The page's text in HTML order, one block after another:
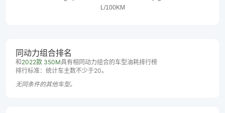
同动力组合排名
和 2022款 350M具有相同动力组合的车型油耗排行榜
排行标准：统计车主数不少于20。
无同条件的其他车型。